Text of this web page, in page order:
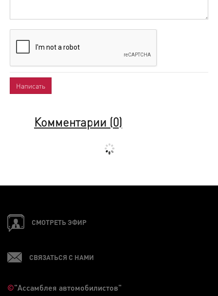
Комментарии (0)
СМОТРЕТЬ ЭФИР
СВЯЗАТЬСЯ С НАМИ
©"Ассамблея автомобилистов"